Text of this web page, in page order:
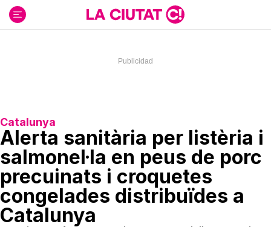
contenido
Catalunya
Alerta sanitària per listèria i
salmonel·la en peus de porc
precuinats i croquetes
congelades distribuïdes a
Catalunya